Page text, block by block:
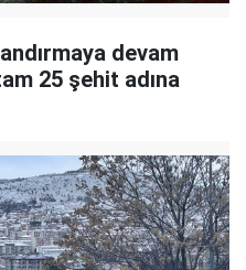
devam
25 şehit adına